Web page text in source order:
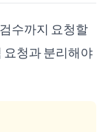
수까지 요청할
요청과 분리해야